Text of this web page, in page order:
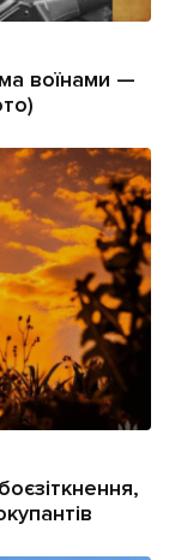
воїнами —